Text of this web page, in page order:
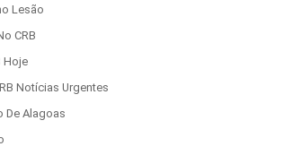
Lesão
CRB
Hoje
Notícias Urgentes
De Alagoas